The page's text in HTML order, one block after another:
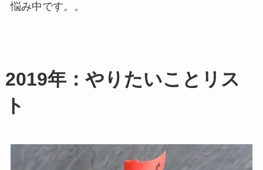
悩み中です。。
2019年：やりたいことリス
ト